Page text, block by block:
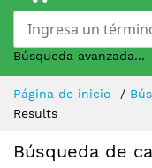
Búsqueda avanzada...
Skip
Content
Página de inicio
Results
Búsqueda de